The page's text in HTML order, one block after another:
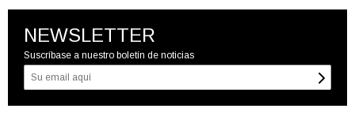
NEWSLETTER
Suscríbase a nuestro boletín de noticias